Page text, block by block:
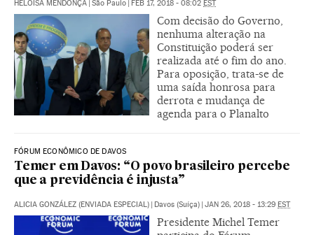
HELOÍSA MENDONÇA | São Paulo | FEB 17, 2018 - 08:02 EST
Com decisão do Governo,
nenhuma alteração na
Constituição poderá ser
realizada até o fim do ano.
Para oposição, trata-se de
uma saída honrosa para
derrota e mudança de
agenda para o Planalto
FÓRUM ECONÔMICO DE DAVOS
Temer em Davos: “O povo brasileiro percebe
que a previdência é injusta”
ALICIA GONZÁLEZ (ENVIADA ESPECIAL) | Davos (Suíça) | JAN 26, 2018 - 13:29 EST
Presidente Michel Temer